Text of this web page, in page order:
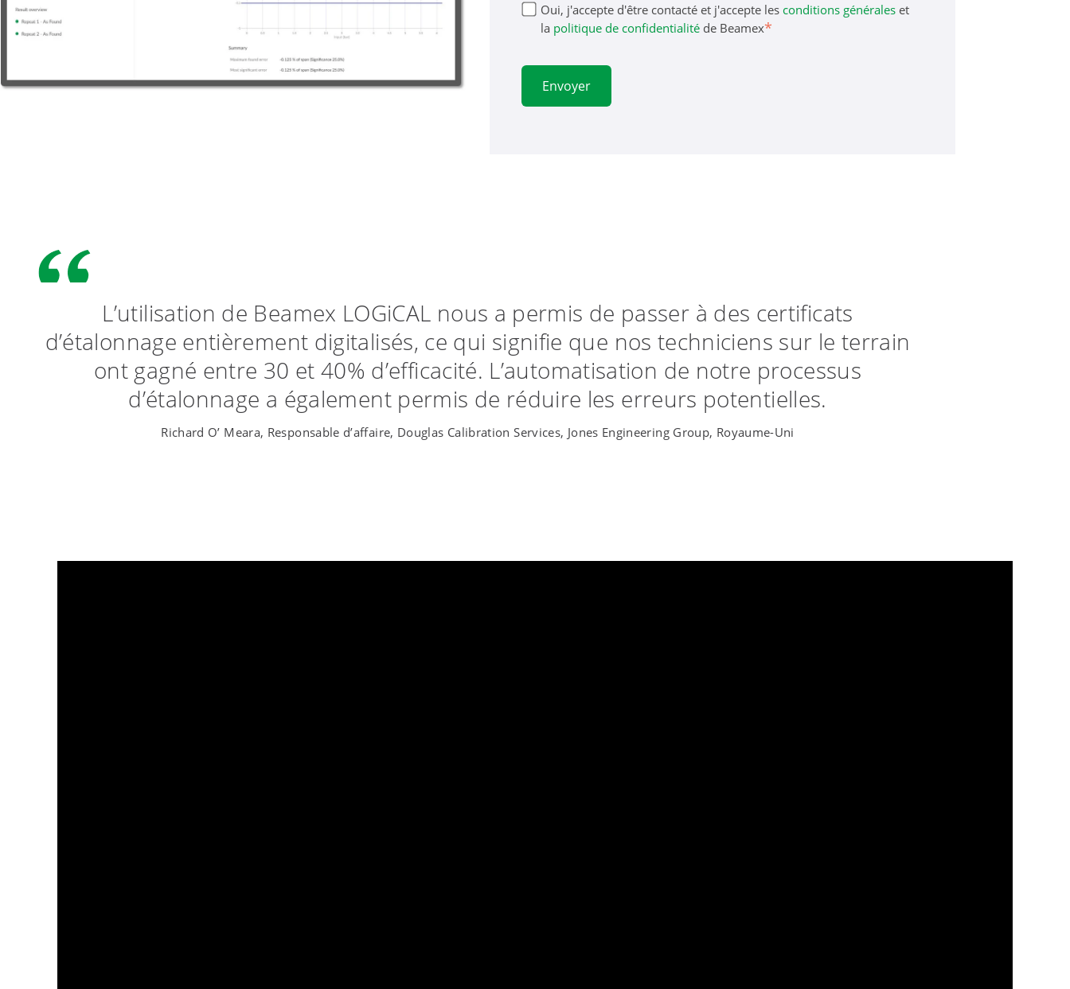
Oui, j'accepte d'être contacté et j'accepte les conditions générales et
la politique de confidentialité de Beamex*
L’utilisation de Beamex LOGiCAL nous a permis de passer à des certificats
d’étalonnage entièrement digitalisés, ce qui signifie que nos techniciens sur le terrain
ont gagné entre 30 et 40% d’efficacité. L’automatisation de notre processus
d’étalonnage a également permis de réduire les erreurs potentielles.
Richard O’ Meara, Responsable d’affaire, Douglas Calibration Services, Jones Engineering Group, Royaume-Uni